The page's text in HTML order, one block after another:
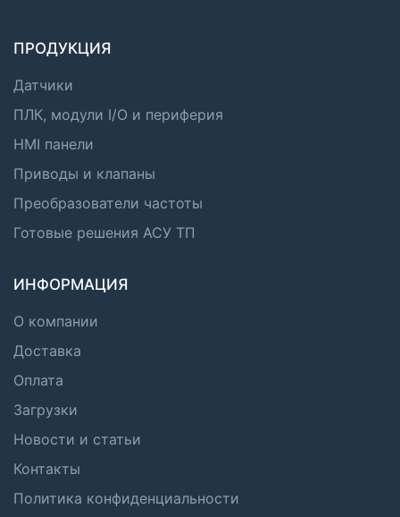
ПРОДУКЦИЯ
Датчики
ПЛК, модули I/O и периферия
HMI панели
Приводы и клапаны
Преобразователи частоты
Готовые решения АСУ ТП
ИНФОРМАЦИЯ
О компании
Доставка
Оплата
Загрузки
Новости и статьи
Контакты
Политика конфиденциальности